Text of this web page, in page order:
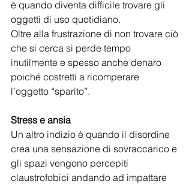
è quando diventa difficile trovare gli
oggetti di uso quotidiano.
Oltre alla frustrazione di non trovare ciò
che si cerca si perde tempo
inutilmente e spesso anche denaro
poiché costretti a ricomperare
l’oggetto “sparito”.
Stress e ansia
Un altro indizio è quando il disordine
crea una sensazione di sovraccarico e
gli spazi vengono percepiti
claustrofobici andando ad impattare